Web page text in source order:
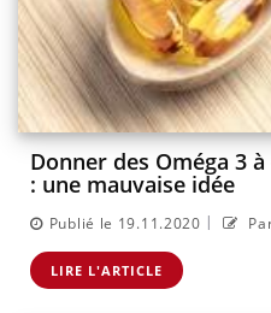
Donner des Oméga 3
: une mauvaise idée
Publié le 19.11.2020 |
LIRE L'ARTICLE